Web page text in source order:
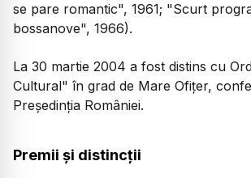
se pare romantic", 1961; "Scurt
bossanove", 1966).
La 30 martie 2004 a fost distins cu
Cultural" în grad de Mare Ofiţer,
Preşedinţia României.
Premii și distincții